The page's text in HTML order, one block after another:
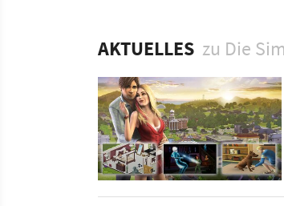
Die Sims 2: Villen- und Garten-
AKTUELLES zu Die